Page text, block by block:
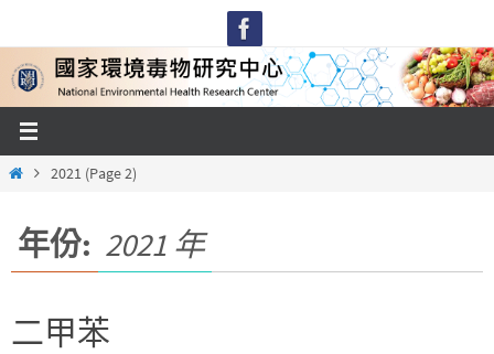
content
Home2021 (Page 2)
年份: 2021 年
二甲苯